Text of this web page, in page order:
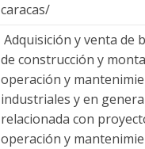
caracas/
Adquisición y venta de
de construcción y
operación y
industriales y en
relacionada con
operación y